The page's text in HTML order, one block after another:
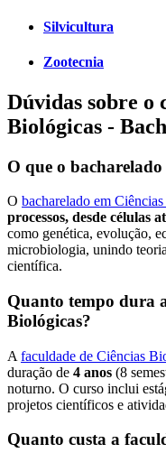
Silvicultura
Zootecnia
Dúvidas sobre o
Biológicas -
O que o
O bacharelado em
processos, desde células
como genética, evolução,
microbiologia, unindo
científica.
Quanto tempo dura
Biológicas?
A faculdade de Ciências
duração de 4 anos (8
noturno. O curso inclui
projetos científicos e
Quanto custa a